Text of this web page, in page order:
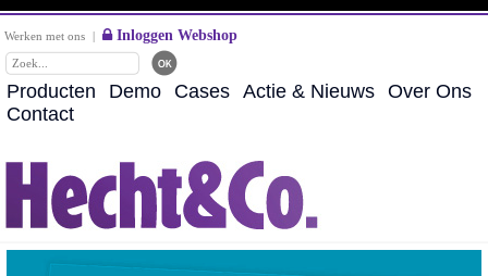
Werken met ons | Inloggen Webshop
Producten Demo Cases Actie & Nieuws Over Ons
Contact